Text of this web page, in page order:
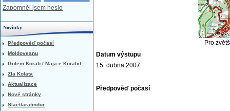
Pro
Datum výstupu
15. dubna 2007
Předpověď počasí
Zapomněl jsem heslo
Novinky
Předpověď počasí
Moldoveanu
Golem Korab / Maja e Korabit
Zla Kolata
Aktualizace
Nové stránky
Slaettaratindur